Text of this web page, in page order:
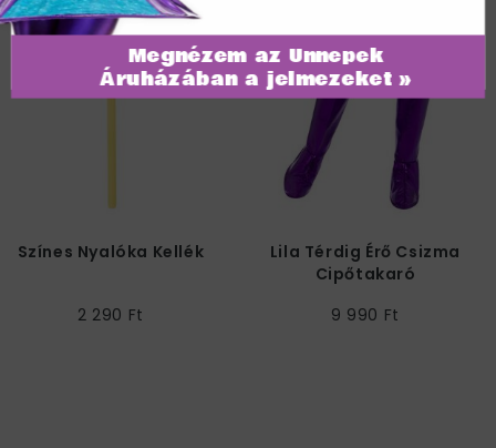
Színes Nyalóka Kellék
2 290 Ft
Lila Térdig Érő Csizma
Cipőtakaró
9 990 Ft
Megnézem az Ünnepek
Áruházában a jelmezeket »